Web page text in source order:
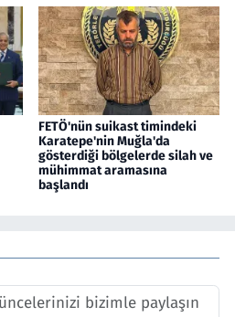
FETÖ'nün suikast timindeki
Karatepe'nin Muğla'da
gösterdiği bölgelerde silah ve
mühimmat aramasına
başlandı